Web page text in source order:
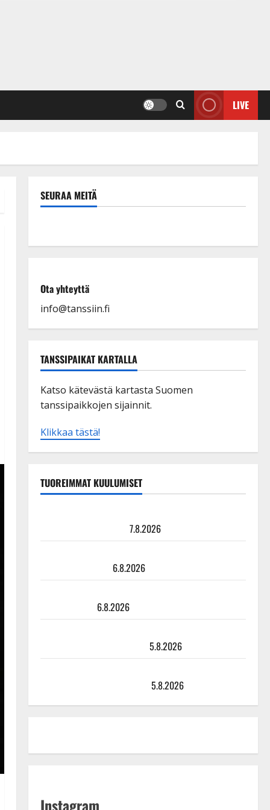
LIVE
SEURAA MEITÄ
Ota yhteyttä
info@tanssiin.fi
TANSSIPAIKAT KARTALLA
Katso kätevästä kartasta Suomen
tanssipaikkojen sijainnit.
Klikkaa tästä!
TUOREIMMAT KUULUMISET
7.8.2026
6.8.2026
6.8.2026
5.8.2026
5.8.2026
Instagram